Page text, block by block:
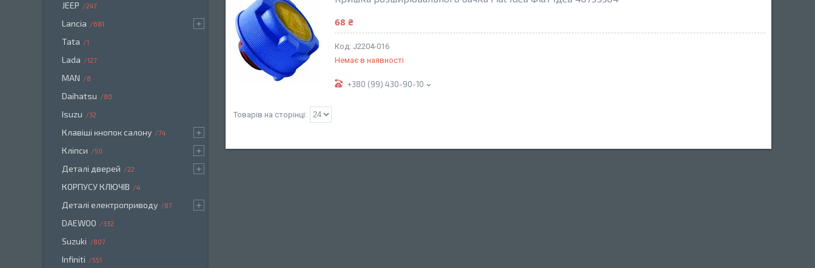
68 ₴
J2204-016
Немає в наявності
+380 (99) 430-90-10
JEEP 247
Lancia 681
Tata 1
Lada 127
MAN 8
Daihatsu 80
Isuzu 32
Клавіші кнопок салону 74
Кліпси 50
Деталі дверей 22
КОРПУСУ КЛЮЧІВ 4
Деталі електроприводу 87
DAEWOO 332
Suzuki 807
Infiniti 551